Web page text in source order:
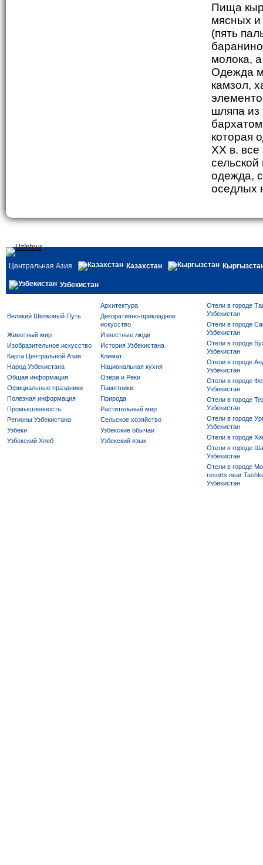
Пища
мясных
(пять
молока,
Одежда
камзол,
шляпа из
которая
XX в.
одежда,
оседлых
Центральная Азия Казахстан
Узбекистан
Архитектура
Великий Шелковый Путь
Декоративно-прикладное
искусство
Животный мир
Известные люди
Изобразительное искусство
История Узбекистана
Карта Центральной Азии
Климат
Народ Узбекистана
Национальная кухня
Общая информация
Озера и Реки
Официальные праздники
Памятники
Полезная информация
Природа
Промышленность
Растительный мир
Регионы Узбекистана
Сельское хозяйство
Узбеки
Узбекские обычаи
Узбекский Хлеб
Узбекский язык
Отели в городе
Узбекистан
Отели в городе
Узбекистан
Отели в городе
Узбекистан
Отели в городе
Узбекистан
Отели в городе
Узбекистан
Отели в городе
Узбекистан
Отели в городе
Узбекистан
Отели в городе
Отели в городе
Узбекистан
Отели в городе
resorts near
Узбекистан